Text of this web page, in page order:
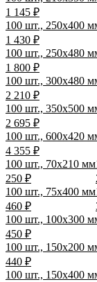
1 145 ₽
100 шт., 250x400
1 430 ₽
100 шт., 250x480
1 800 ₽
100 шт., 300x480
2 210 ₽
100 шт., 350x500
2 695 ₽
100 шт., 600x420
4 355 ₽
100 шт., 70x210 мм
250 ₽
100 шт., 75x400 мм
460 ₽
100 шт., 100x300
450 ₽
100 шт., 150x200
440 ₽
100 шт., 150x400